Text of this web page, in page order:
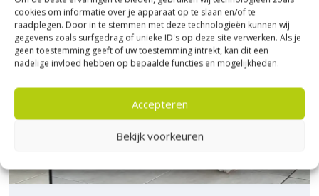
cookies om informatie over je apparaat op te slaan en/of te
raadplegen. Door in te stemmen met deze technologieën kunnen wij
gegevens zoals surfgedrag of unieke ID's op deze site verwerken. Als je
geen toestemming geeft of uw toestemming intrekt, kan dit een
nadelige invloed hebben op bepaalde functies en mogelijkheden.
Accepteren
Bekijk voorkeuren